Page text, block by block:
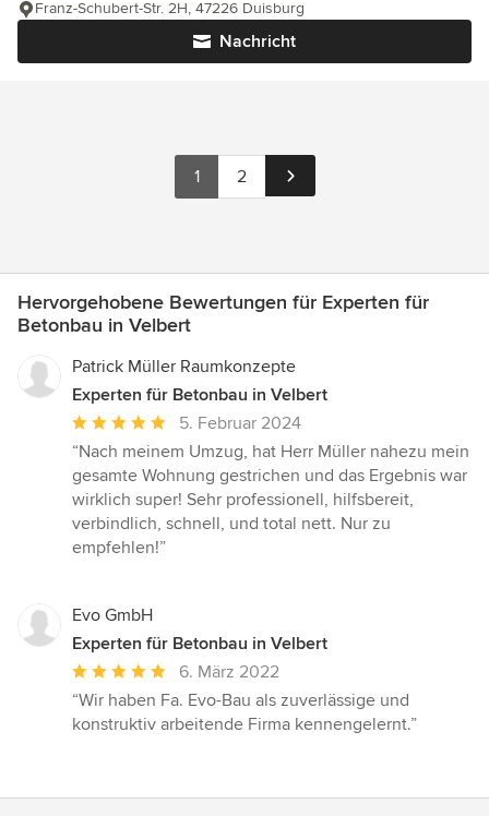
Nachricht
Franz-Schubert-Str. 2H, 47226 Duisburg
1 2
Hervorgehobene Bewertungen für Experten für
Betonbau in Velbert
Patrick Müller Raumkonzepte
Experten für Betonbau in Velbert
Durchschnittliche
Bewertung:
5
von
5
Sternen
5. Februar 2024
“Nach meinem Umzug, hat Herr Müller nahezu mein
gesamte Wohnung gestrichen und das Ergebnis war
wirklich super! Sehr professionell, hilfsbereit,
verbindlich, schnell, und total nett. Nur zu
empfehlen!”
Evo GmbH
Experten für Betonbau in Velbert
Durchschnittliche
Bewertung:
5
6. März 2022
“Wir haben Fa. Evo-Bau als zuverlässige und
konstruktiv arbeitende Firma kennengelernt.”